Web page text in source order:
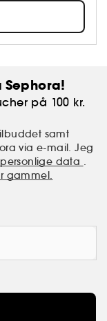
på 100 kr.
samt
via e-mail. Jeg
personlige data .
gammel.